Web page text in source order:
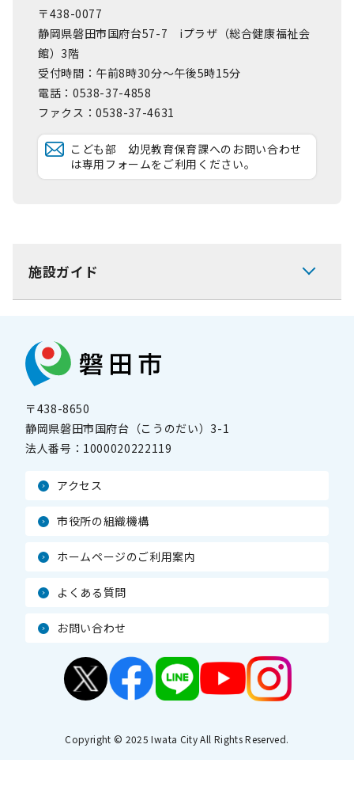
〒438-0077
静岡県磐田市国府台57-7 iプラザ（総合健康福祉会
館）3階
受付時間：午前8時30分～午後5時15分
電話：0538-37-4858
ファクス：0538-37-4631
こども部 幼児教育保育課へのお問い合わせ
は専用フォームをご利用ください。
施設ガイド
〒438-8650
静岡県磐田市国府台（こうのだい）3-1
法人番号： 1000020222119
アクセス
市役所の組織機構
ホームページのご利用案内
よくある質問
お問い合わせ
Copyright © 2025 Iwata City All Rights Reserved.